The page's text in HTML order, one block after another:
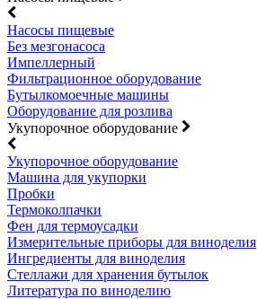
Насосы пищевые
Без мезгонасоса
Импеллерный
Фильтрационное оборудование
Бутылкомоечные машины
Оборудование для розлива
Укупорочное оборудование
Укупорочное оборудование
Машина для укупорки
Пробки
Термоколпачки
Фен для термоусадки
Измерительные приборы для виноделия
Ингредиенты для виноделия
Стеллажи для хранения бутылок
Литература по виноделию